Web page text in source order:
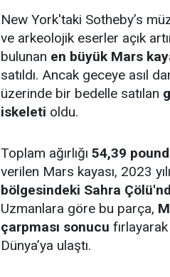
New York'taki Sotheby’s
ve arkeolojik eserler açık
bulunan en büyük Mars
satıldı. Ancak geceye asıl
üzerinde bir bedelle satılan
iskeleti oldu.
Toplam ağırlığı 54,39
verilen Mars kayası, 2023
bölgesindeki Sahra
Uzmanlara göre bu parça,
çarpması sonucu fırlayarak
Dünya’ya ulaştı.